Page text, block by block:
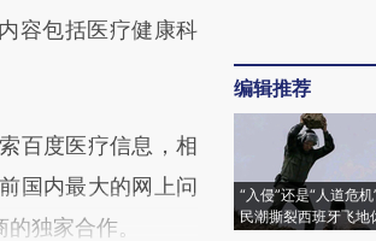
容包括医疗健康科
百度医疗信息，相
国内最大的网上问
独家合作。
编辑推荐
“入侵”还是“人道危机
民潮撕裂西班牙飞地